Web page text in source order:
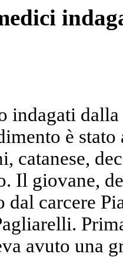
indagati
è
catanese,
Il giovane,
dal carcere
avuto una